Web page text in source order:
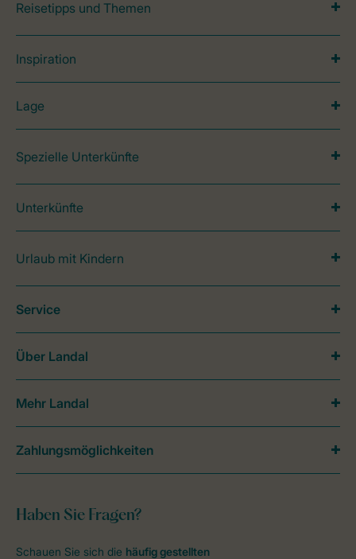
Reisetipps und Themen
Inspiration
Lage
Spezielle Unterkünfte
Unterkünfte
Urlaub mit Kindern
Haben Sie Fragen?
Schauen Sie sich die häufig gestellten
Service
Über Landal
Mehr Landal
Zahlungsmöglichkeiten